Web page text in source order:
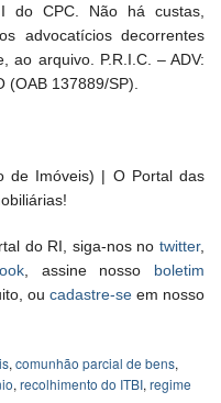
do CPC. Não há custas,
advocatícios decorrentes
ao arquivo. P.R.I.C. – ADV:
(OAB 137889/SP).
de Imóveis) | O Portal das
do RI, siga-nos no twitter,
, assine nosso boletim
ou cadastre-seem nosso
, comunhão parcial de bens,
, recolhimento do ITBI, regime